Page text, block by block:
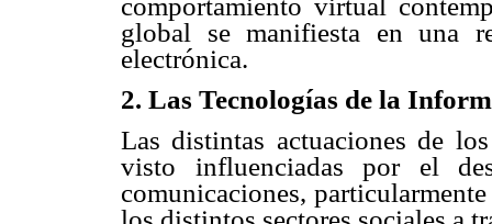
global se manifiesta en una
electrónica.
2. Las Tecnologías de la
Las distintas actuaciones de
visto influenciadas por el
comunicaciones,